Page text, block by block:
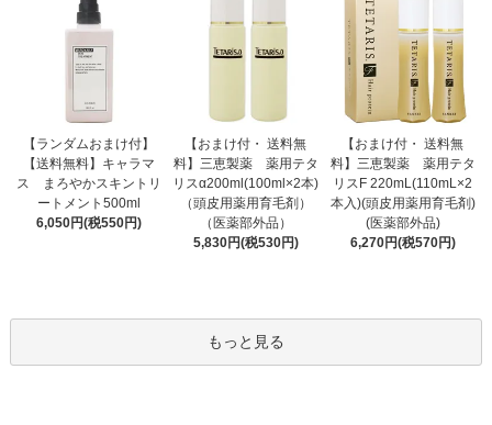
【ランダムおまけ付】
【送料無料】キャラマ
ス まろやかスキントリ
ートメント500ml
6,050円(税550円)
【おまけ付・ 送料無
料】三恵製薬 薬用テタ
リスα200ml(100ml×2本)
（頭皮用薬用育毛剤）
（医薬部外品）
5,830円(税530円)
【おまけ付・ 送料無
料】三恵製薬 薬用テタ
リスF 220mL(110mL×2
本入)(頭皮用薬用育毛剤)
(医薬部外品)
6,270円(税570円)
もっと見る